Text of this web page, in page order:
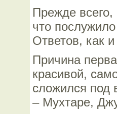
Прежде всего,
что
Ответов, как
Причина
красивой,
сложился под
– Мухтаре,